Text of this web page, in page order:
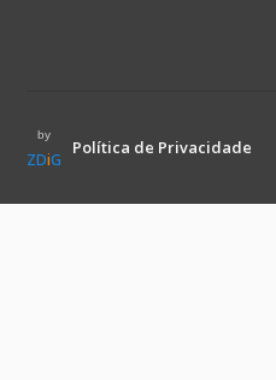
by
ZDiG
Política de Privacidade